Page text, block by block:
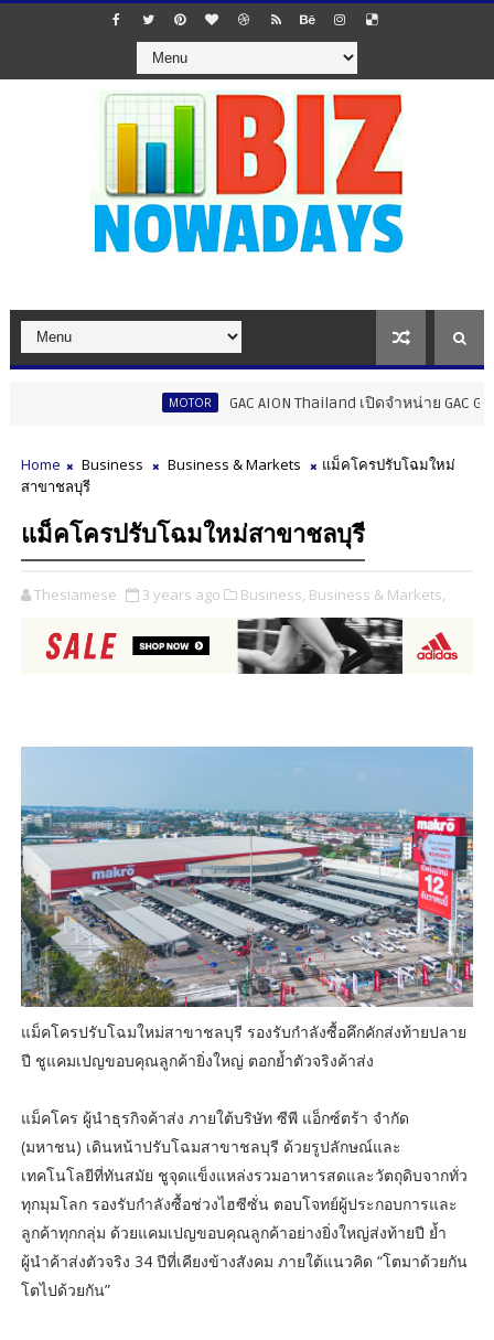
GAC AION Thailand เปิดจำหน่าย GAC GN8
Home Business Business & Markets
แม็คโครปรับโฉมใหม่
สาขาชลบุรี
แม็คโครปรับโฉมใหม่สาขาชลบุรี
Thesiamese 3 years ago Business, Business & Markets,
แม็คโครปรับโฉมใหม่สาขาชลบุรี รองรับกำลังซื้อคึกคักส่งท้ายปลาย
ปี ชูแคมเปญขอบคุณลูกค้ายิ่งใหญ่ ตอกย้ำตัวจริงค้าส่ง
แม็คโคร ผู้นำธุรกิจค้าส่ง ภายใต้บริษัท ซีพี แอ็กซ์ตร้า จำกัด
(มหาชน) เดินหน้าปรับโฉมสาขาชลบุรี ด้วยรูปลักษณ์และ
เทคโนโลยีที่ทันสมัย ชูจุดแข็งแหล่งรวมอาหารสดและวัตถุดิบจากทั่ว
ทุกมุมโลก รองรับกำลังซื้อช่วงไฮซีซั่น ตอบโจทย์ผู้ประกอบการและ
ลูกค้าทุกกลุ่ม ด้วยแคมเปญขอบคุณลูกค้าอย่างยิ่งใหญ่ส่งท้ายปี ย้ำ
ผู้นำค้าส่งตัวจริง 34 ปีที่เคียงข้างสังคม ภายใต้แนวคิด “โตมาด้วยกัน
โตไปด้วยกัน”